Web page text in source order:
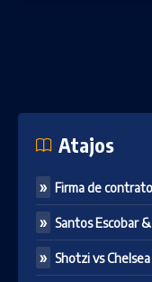
Atajos
Firma de
Santos Escobar
Shotzi vs